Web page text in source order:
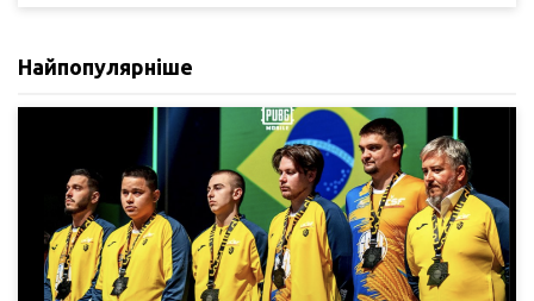
Найпопулярніше